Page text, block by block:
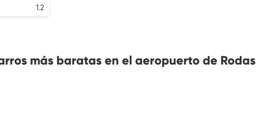
1.2
más baratas en el aeropuerto de Rodas